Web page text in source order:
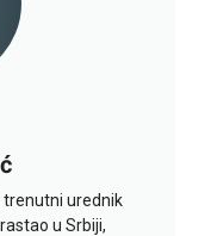
trenutni urednik
u Srbiji,